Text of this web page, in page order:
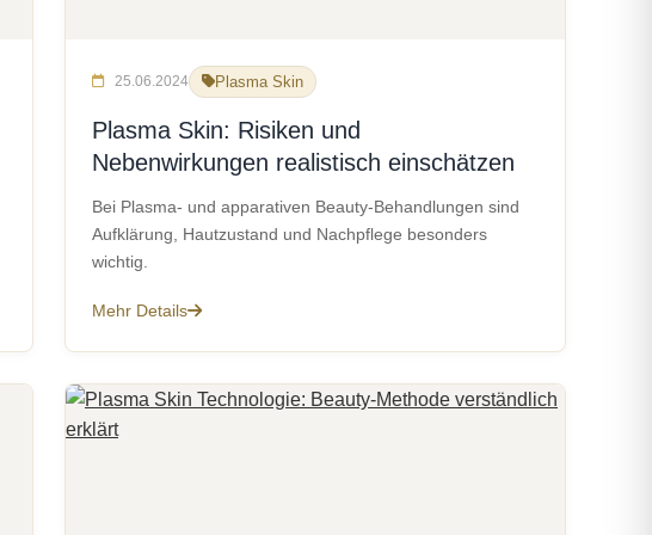
25.06.2024 Plasma Skin
Plasma Skin: Risiken und
Nebenwirkungen realistisch einschätzen
Bei Plasma- und apparativen Beauty-Behandlungen sind
Aufklärung, Hautzustand und Nachpflege besonders
wichtig.
Mehr Details